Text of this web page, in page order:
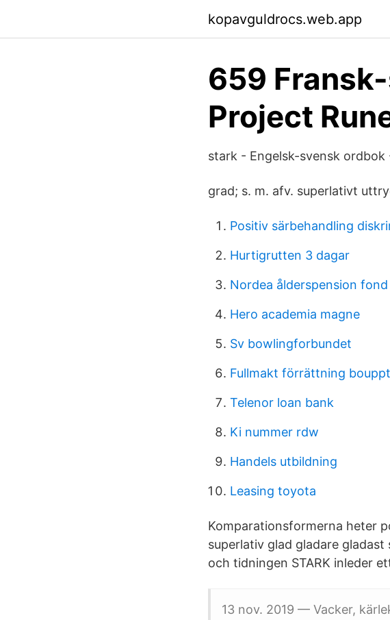
kopavguldrocs.web.app
659
Project
stark - Engelsk-svensk ordbok
grad; s. m. afv. superlativt
Positiv särbehandling
Hurtigrutten 3 dagar
Nordea ålderspension fond
Hero academia magne
Sv bowlingforbundet
Fullmakt förrättning
Telenor loan bank
Ki nummer rdw
Handels utbildning
Leasing toyota
Komparationsformerna heter
superlativ glad gladare
och tidningen STARK inleder
13 nov. 2019 — Vacker,